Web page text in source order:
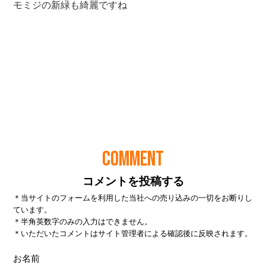
COMMENT
コメントを投稿する
＊当サイトのフォームを利用した当社への売り込みの一切をお断りし
ています。
＊半角英数字のみの入力はできません。
＊いただいたコメントはサイト管理者による確認後に反映されます。
お名前